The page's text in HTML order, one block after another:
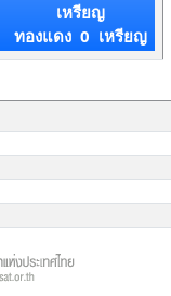
เหรียญ
ทองแดง 0 เหรียญ